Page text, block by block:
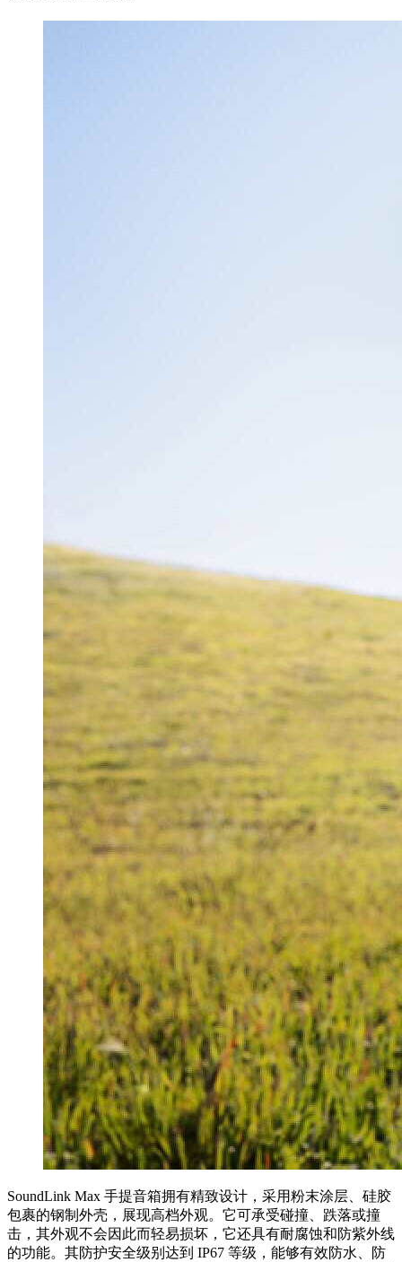
SoundLink Max 手提音箱拥有精致设计，采用粉末涂层、硅胶
包裹的钢制外壳，展现高档外观。它可承受碰撞、跌落或撞
击，其外观不会因此而轻易损坏，它还具有耐腐蚀和防紫外线
的功能。其防护安全级别达到 IP67 等级，能够有效防水、防